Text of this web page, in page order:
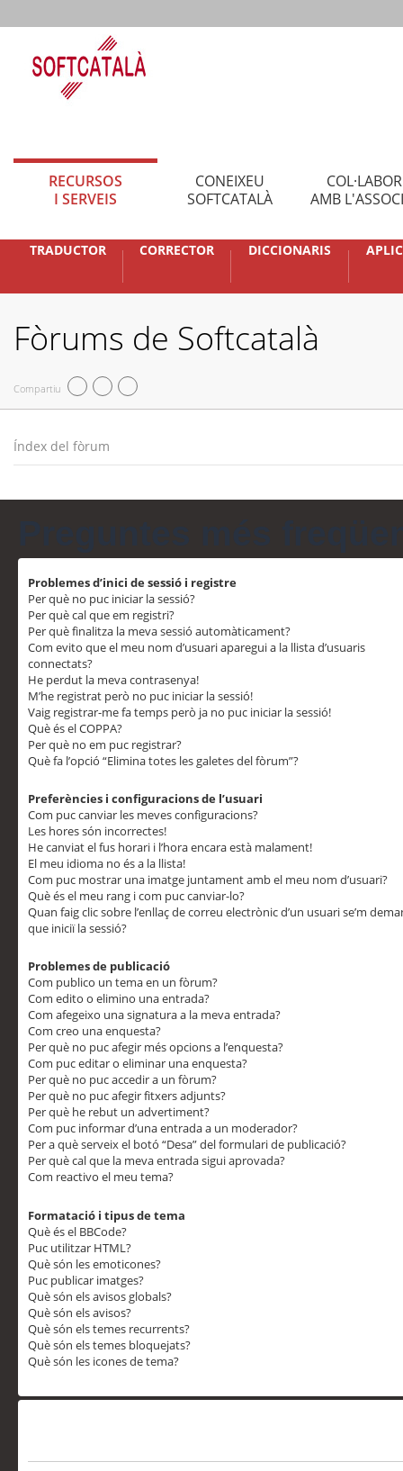
RECURSOS
I SERVEIS
CONEIXEU
SOFTCATALÀ
AMB
TRADUCTOR CORRECTOR DICCIONARIS
Fòrums de Softcatalà
Compartiu
Índex del fòrum
Problemes d’inici de sessió i registre
Per què no puc iniciar la sessió?
Per què cal que em registri?
Per què finalitza la meva sessió automàticament?
Com evito que el meu nom d’usuari aparegui a la llista d’usuaris
connectats?
He perdut la meva contrasenya!
M’he registrat però no puc iniciar la sessió!
Vaig registrar-me fa temps però ja no puc iniciar la sessió!
Què és el COPPA?
Per què no em puc registrar?
Què fa l’opció “Elimina totes les galetes del fòrum”?
Preferències i configuracions de l’usuari
Com puc canviar les meves configuracions?
Les hores són incorrectes!
He canviat el fus horari i l’hora encara està malament!
El meu idioma no és a la llista!
Com puc mostrar una imatge juntament amb el meu nom d’usuari?
Què és el meu rang i com puc canviar-lo?
Quan faig clic sobre l’enllaç de correu electrònic d’un usuari se’m
que iniciï la sessió?
Problemes de publicació
Com publico un tema en un fòrum?
Com edito o elimino una entrada?
Com afegeixo una signatura a la meva entrada?
Com creo una enquesta?
Per què no puc afegir més opcions a l’enquesta?
Com puc editar o eliminar una enquesta?
Per què no puc accedir a un fòrum?
Per què no puc afegir fitxers adjunts?
Per què he rebut un advertiment?
Com puc informar d’una entrada a un moderador?
Per a què serveix el botó “Desa” del formulari de publicació?
Per què cal que la meva entrada sigui aprovada?
Com reactivo el meu tema?
Formatació i tipus de tema
Què és el BBCode?
Puc utilitzar HTML?
Què són les emoticones?
Puc publicar imatges?
Què són els avisos globals?
Què són els avisos?
Què són els temes recurrents?
Què són els temes bloquejats?
Què són les icones de tema?